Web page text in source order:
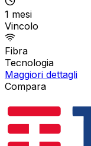
1 mesi
Vincolo
Fibra
Tecnologia
Maggiori dettagli
Compara